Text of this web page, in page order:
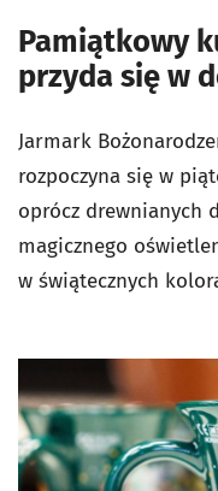
Pamiątkowy
przyda się w
Jarmark
rozpoczyna się w
oprócz drewnianych
magicznego
w świątecznych